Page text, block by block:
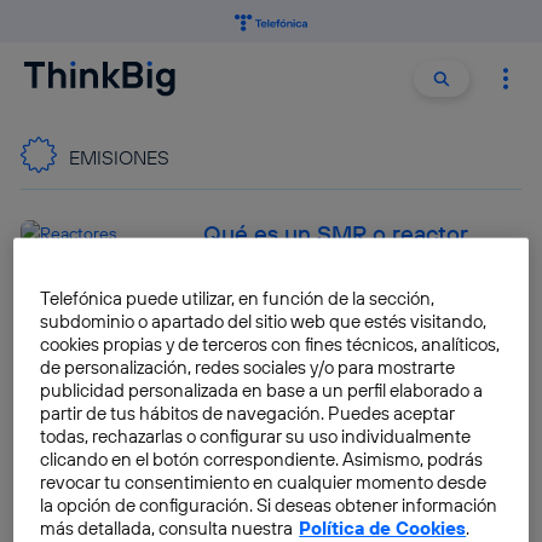
Buscar
EMISIONES
Qué es un SMR o reactor
funciona y qué proyectos hay
en construcción
José María López
Las claves de la norma Euro 7
que regulará la contaminación
incluso de los coches
eléctricos
José María López
Telefónica puede utilizar, en función de la sección,
subdominio o apartado del sitio web que estés visitando,
cookies propias y de terceros con fines técnicos, analíticos,
de personalización, redes sociales y/o para mostrarte
publicidad personalizada en base a un perfil elaborado a
partir de tus hábitos de navegación. Puedes aceptar
todas, rechazarlas o configurar su uso individualmente
clicando en el botón correspondiente. Asimismo, podrás
revocar tu consentimiento en cualquier momento desde
la opción de configuración. Si deseas obtener información
más detallada, consulta nuestra Política de Cookies.